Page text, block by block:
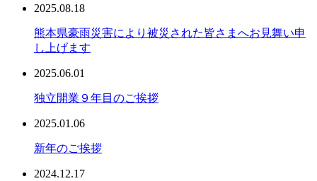
2025.08.18
熊本県豪雨災害により被災された皆さまへお見舞い申
し上げます
2025.06.01
独立開業９年目のご挨拶
2025.01.06
新年のご挨拶
2024.12.17